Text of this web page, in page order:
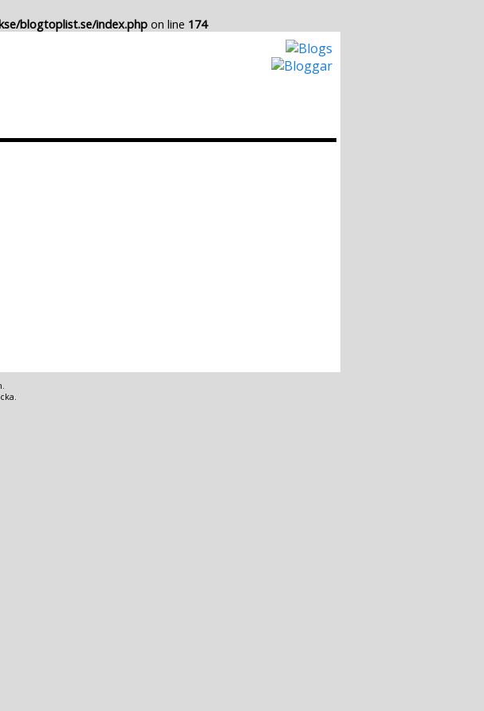
blogtoplist.se/index.phpon line 174